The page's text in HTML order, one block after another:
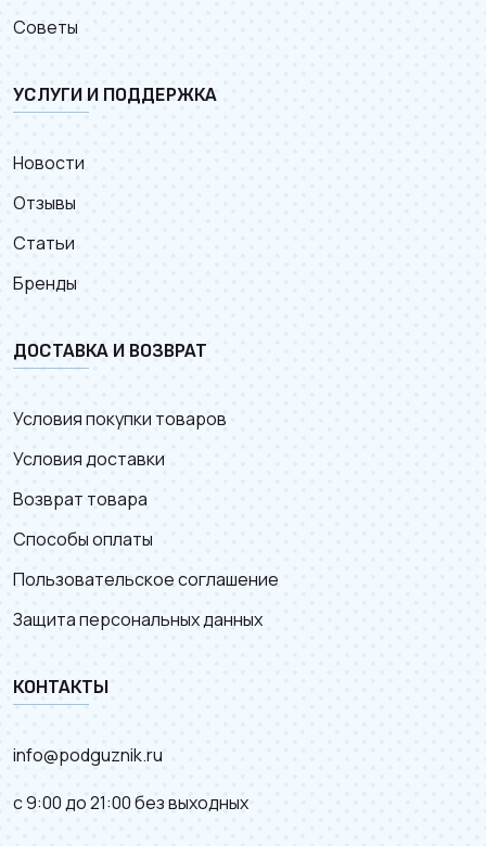
Советы
УСЛУГИ И ПОДДЕРЖКА
Новости
Отзывы
Статьи
Бренды
ДОСТАВКА И ВОЗВРАТ
Условия покупки товаров
Условия доставки
Возврат товара
Способы оплаты
Пользовательское соглашение
Защита персональных данных
КОНТАКТЫ
info@podguznik.ru
с 9:00 до 21:00 без выходных